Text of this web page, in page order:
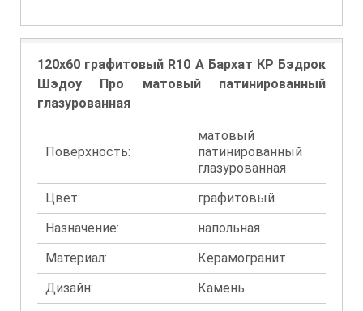
120x60 графитовый R10 A Бархат КР Бэдрок
Шэдоу Про матовый патинированный
глазурованная
Поверхность:
матовый
патинированный
глазурованная
Цвет:
графитовый
Назначение:
напольная
Материал:
Керамогранит
Дизайн:
Камень